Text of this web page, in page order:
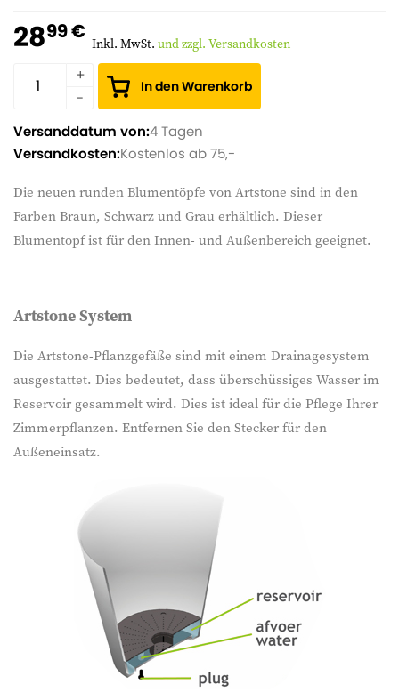
Die neuen runden Blumentöpfe von Artstone sind in den
Farben Braun, Schwarz und Grau erhältlich. Dieser
Blumentopf ist für den Innen- und Außenbereich geeignet.
2899 € Inkl. MwSt. und zzgl. Versandkosten
In den Warenkorb
Versanddatum von:4 Tagen
Versandkosten:Kostenlos ab 75,-
Artstone System
Die Artstone-Pflanzgefäße sind mit einem Drainagesystem
ausgestattet. Dies bedeutet, dass überschüssiges Wasser im
Reservoir gesammelt wird. Dies ist ideal für die Pflege Ihrer
Zimmerpflanzen. Entfernen Sie den Stecker für den
Außeneinsatz.